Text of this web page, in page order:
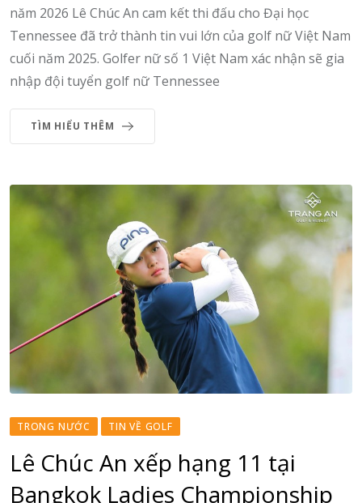
năm 2026 Lê Chúc An cam kết thi đấu cho Đại học
Tennessee đã trở thành tin vui lớn của golf nữ Việt Nam
cuối năm 2025. Golfer nữ số 1 Việt Nam xác nhận sẽ gia
nhập đội tuyển golf nữ Tennessee
TÌM HIỂU THÊM
TRONG NƯỚC TIN VỀ GOLF
Lê Chúc An xếp hạng 11 tại
Bangkok Ladies Championship